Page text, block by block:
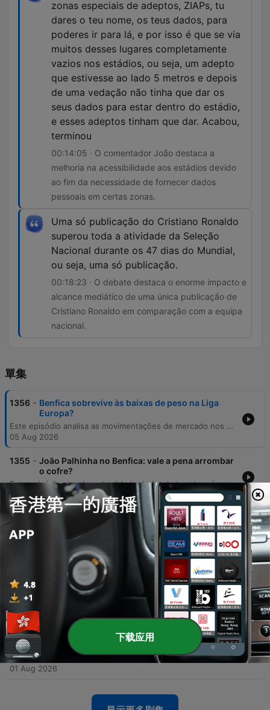
zonas especiais de adeptos, ZIAPs, tu
dares o teu nome, os teus dados, para
poderes ir para lá, e por isso é que se via
muitos desses lugares completamente
vazios nos estádios, ou seja, um adepto
que estivesse ao lado 5 metros e depois
de uma vedação não tinha que dar os
seus dados para estar dentro do estádio,
e esses adeptos tinham que dar. Acabou,
terminou
00:14:05 · O comentador João destaca a
melhoria na acessibilidade aos estádios devido
ao fim da necessidade de fornecer dados
pessoais em certas zonas.
Uma só publicação do Cristiano Ronaldo
superou toda a atividade da Seleção
Nacional durante os 47 dias do Mundial,
ou seja, uma só publicação.
00:18:23 · O debate destaca o enorme impacto e
alcance mediático de uma única publicação de
Cristiano Ronaldo em comparação com a equipa
nacional.
單集
1356 - Benfica sobrevive às baixas de peso na Liga
Europa?
Este episódio analisa as movimentações de mercado nos principais clubes portugueses, com foco nas estratégias de transferências do Sporting, Benfica e Porto. Discutem-se também as mudanças regulamentares na Liga relativas ao acesso de adeptos aos estádios. A análise estende-se ao impacto mediático de Cristiano Ronaldo e à relevância económica da Volta a Portugal, abordando ainda temas como a gestão desportiva e o papel dos treinadores no planeamento de contratações.
05 Aug 2026
1355 - João Palhinha no Benfica: vale a pena arrombar
o cofre?
Este episódio aborda a atualidade do futebol português, com foco nas movimentações de mercado do Benfica para João Palhinha e na necessidade de um novo central, além da renovação de Maxi Araújo no Sporting. O debate estende-se às polémicas em torno da presidência de Gianni Infantino na FIFA e ao futuro da carreira de Neymar. A discussão percorre ainda a homenagem póstuma a Franco Baresi, as condições dos relvados no início do campeonato nacional e a importância do ciclismo em Portugal, encerrando com as notas individuais dos participantes.
04 Aug 2026
1354
Benfica no arame: glória europeia ou escândalo
O debate analisa o cenário europeu do Benfica, os possíveis adversários na Liga Europa e a situação de mercado de jogadores como Sheldon Drew. São discutidas também as possibilidades de saída de Vítor Fraule do FC Porto para a Premier League e a transformação do plantel do Sporting. Os comentadores abordam ainda as mudanças no plantel do Sporting, a preocupação com o desempenho da arbitragem na nova época e atribuem notas a vários eventos desportivos. O episódio encerra com uma homenagem ao legado de Franco Baresi e uma reflexão sobre o impacto das redes sociais.
FC Porto ganha bem, mas Torreense joga como
gente grande
O episódio analisa a vitória do FC Porto na Supertaça contra o Torriense, abordando as críticas severas à organização do evento e às condições do relvado. O debate estende-se ao futuro de Diogo Costa e à necessidade de investimentos estruturais no futebol português. Além disso, discute-se a gestão de Infantino na FIFA e as polémicas financeiras da entidade, o possível mercado de transferências envolvendo Pedro Neto e a crise financeira que afeta clubes da Premier League.
02 Aug 2026
1352 - Maquilhagem e desculpas de Proença não
escondem o acne da arbitragem
O episódio analisa a Supertaça entre FC Porto e Torriense, abordando o favoritismo do Porto e as preocupações com as condições do terreno de jogo. O debate foca-se também na profunda crise na arbitragem portuguesa, discutindo a reunião de Pedro Proença, as polémicas envolvendo áudios e investigações, e a falta de resolução nos problemas da Federação. Adicionalmente, os comentadores avaliam o desempenho do Sporting na pré-época, a transferência de Lucas Ornicek do Braga para a Premier League e discutem o comportamento disciplinar do Benfica.
01 Aug 2026
下载应用